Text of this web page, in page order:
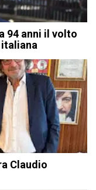
94 anni il volto
Claudio